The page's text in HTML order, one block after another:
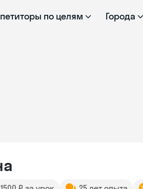
по целям Города